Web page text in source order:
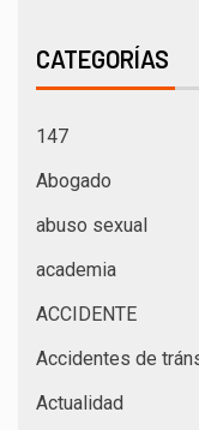
CATEGORÍAS
147
Abogado
abuso sexual
academia
ACCIDENTE
Accidentes de
Actualidad